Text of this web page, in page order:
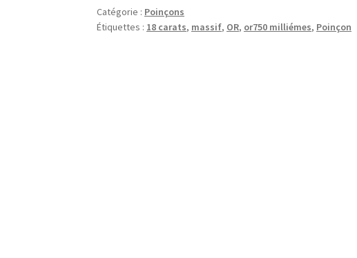
Catégorie : Poinçons
Étiquettes : 18 carats, massif, OR, or750 milliémes, Poinçon